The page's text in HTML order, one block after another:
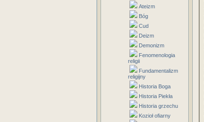
Ateizm
Bóg
Cud
Deizm
Demonizm
Fenomenologia
religii
Fundamentalizm
religijny
Historia Boga
Historia Piekła
Historia grzechu
Kozioł ofiarny